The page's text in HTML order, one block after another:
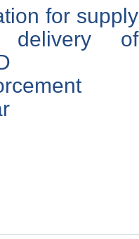
for supply
delivery of